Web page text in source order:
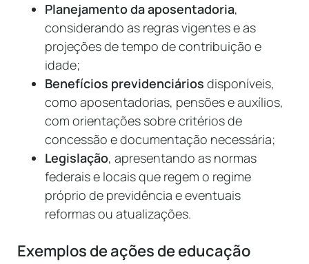
Planejamento da aposentadoria,
considerando as regras vigentes e as
projeções de tempo de contribuição e
idade;
Benefícios previdenciários disponíveis,
como aposentadorias, pensões e auxílios,
com orientações sobre critérios de
concessão e documentação necessária;
Legislação, apresentando as normas
federais e locais que regem o regime
próprio de previdência e eventuais
reformas ou atualizações.
Exemplos de ações de educação